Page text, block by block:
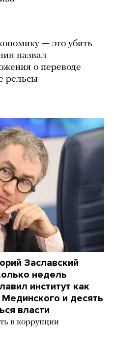
— это убить
назвал
о переводе
рельсы
Заславский
недель
институт как
и десять
власти
в коррупции